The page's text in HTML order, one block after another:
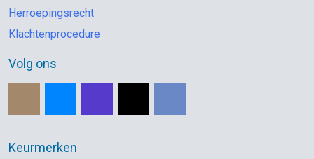
Herroepingsrecht
Klachtenprocedure
Volg ons
Keurmerken